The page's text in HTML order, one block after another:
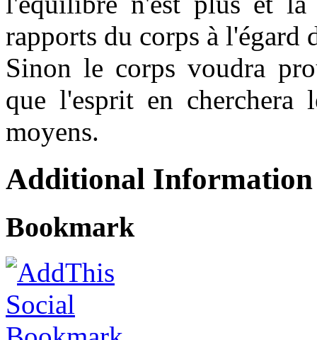
rapports du corps à l'égard
Sinon le corps voudra
que l'esprit en cherchera
moyens.
Additional Information
Bookmark